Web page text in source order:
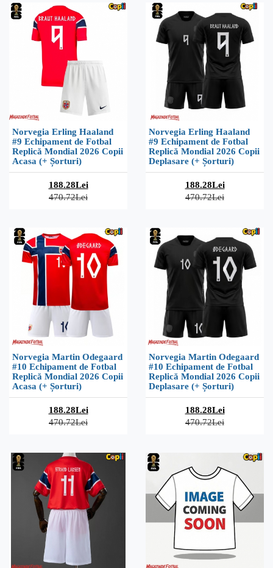
Norvegia Erling Haaland
#9 Echipament de Fotbal
Replică Mondial 2026 Copii
Acasa (+ Șorturi)
188.28Lei
470.72Lei
Norvegia Erling Haaland
#9 Echipament de Fotbal
Replică Mondial 2026 Copii
Deplasare (+ Șorturi)
188.28Lei
470.72Lei
Norvegia Martin Odegaard
#10 Echipament de Fotbal
Replică Mondial 2026 Copii
Acasa (+ Șorturi)
188.28Lei
470.72Lei
Norvegia Martin Odegaard
#10 Echipament de Fotbal
Replică Mondial 2026 Copii
Deplasare (+ Șorturi)
188.28Lei
470.72Lei